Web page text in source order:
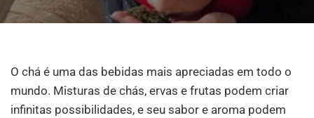
O chá é uma das bebidas mais apreciadas em todo o
mundo. Misturas de chás, ervas e frutas podem criar
infinitas possibilidades, e seu sabor e aroma podem